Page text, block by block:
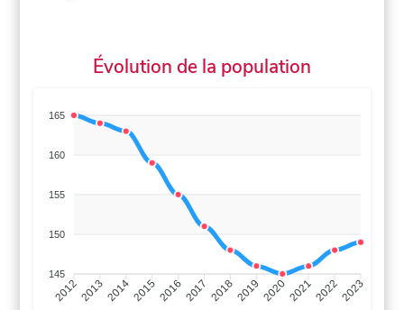
Évolution de la population
165
160
155
150
145
201220132014201520162017 20182019 2020202120222023